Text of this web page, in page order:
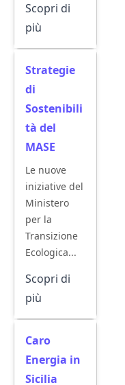
Scopri di
più
Strategie
di
Sostenibili
tà del
MASE
Le nuove
iniziative del
Ministero
per la
Transizione
Ecologica...
Scopri di
più
Caro
Energia in
Sicilia